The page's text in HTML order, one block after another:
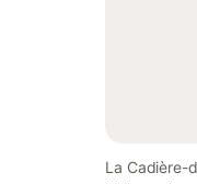
La Cadière-